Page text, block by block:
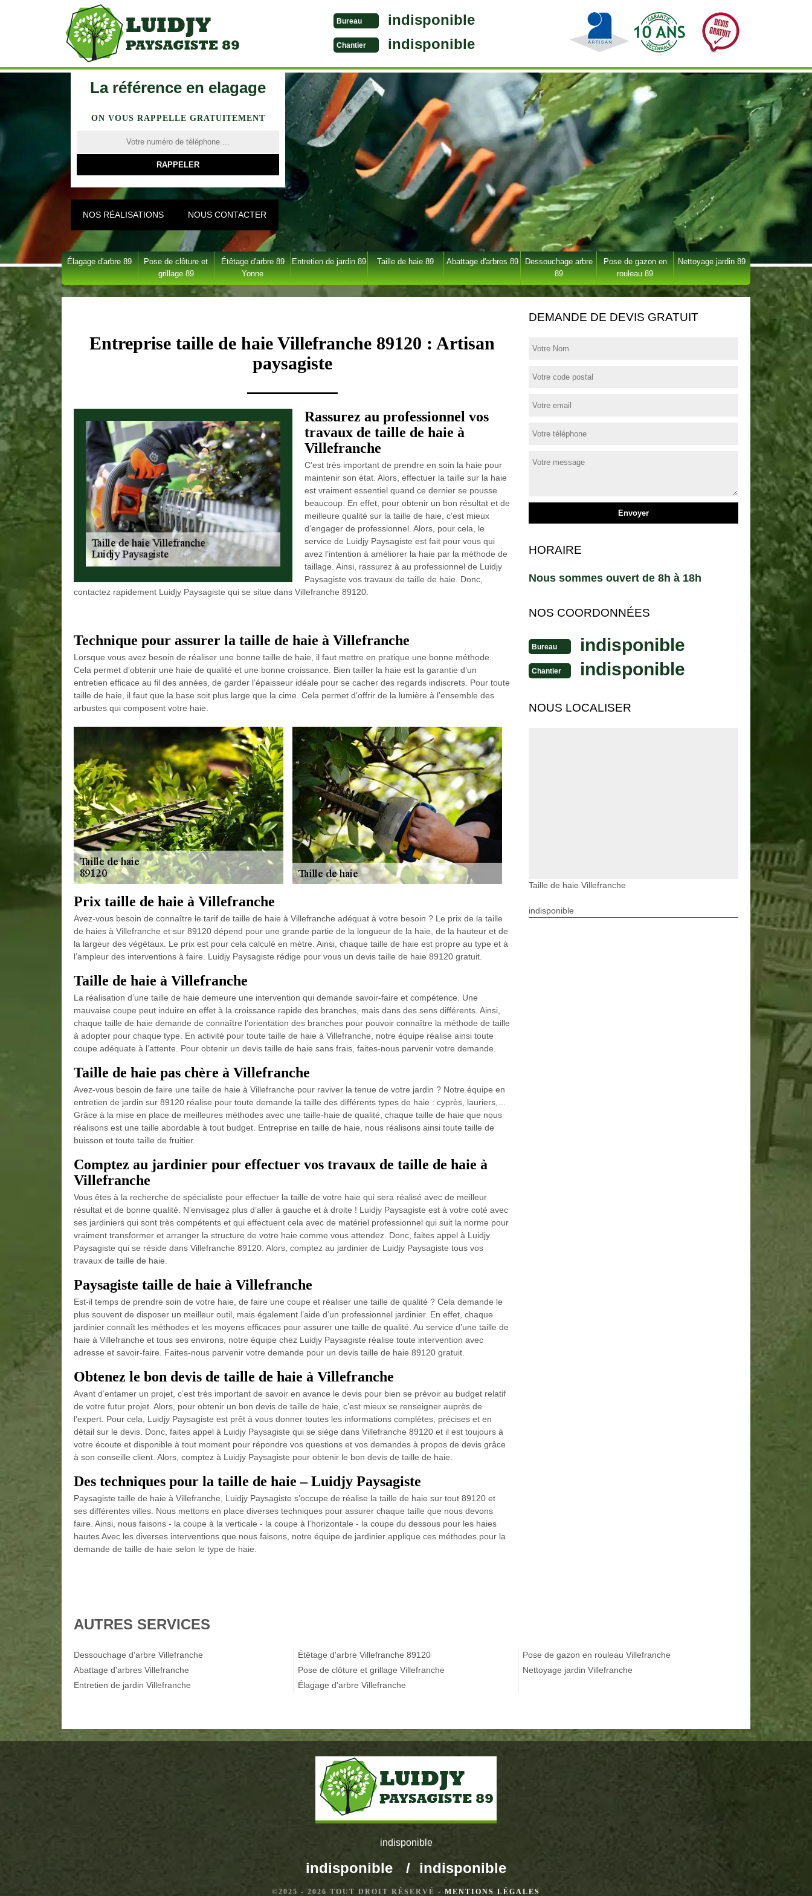
Bureau indisponible
Chantier indisponible
La référence en elagage
ON VOUS RAPPELLE GRATUITEMENT
NOS RÉALISATIONS NOUS CONTACTER
Élagage d'arbre 89
Pose de clôture et
grillage 89
Étêtage d'arbre 89
Yonne
Entretien de jardin 89 Taille de haie 89 Abattage d'arbres 89
Dessouchage arbre
89
Pose de gazon en
rouleau 89
Nettoyage jardin 89
Entreprise taille de haie Villefranche 89120 : Artisan
paysagiste
Rassurez au professionnel vos
travaux de taille de haie à
Villefranche
C’est très important de prendre en soin la haie pour
maintenir son état. Alors, effectuer la taille sur la haie
est vraiment essentiel quand ce dernier se pousse
beaucoup. En effet, pour obtenir un bon résultat et de
meilleure qualité sur la taille de haie, c’est mieux
d’engager de professionnel. Alors, pour cela, le
service de Luidjy Paysagiste est fait pour vous qui
avez l’intention à améliorer la haie par la méthode de
taillage. Ainsi, rassurez à au professionnel de Luidjy
Paysagiste vos travaux de taille de haie. Donc,
contactez rapidement Luidjy Paysagiste qui se situe dans Villefranche 89120.
Technique pour assurer la taille de haie à Villefranche
Lorsque vous avez besoin de réaliser une bonne taille de haie, il faut mettre en pratique une bonne méthode.
Cela permet d’obtenir une haie de qualité et une bonne croissance. Bien tailler la haie est la garantie d’un
entretien efficace au fil des années, de garder l’épaisseur idéale pour se cacher des regards indiscrets. Pour toute
taille de haie, il faut que la base soit plus large que la cime. Cela permet d’offrir de la lumière à l’ensemble des
arbustes qui composent votre haie.
Prix taille de haie à Villefranche
Avez-vous besoin de connaître le tarif de taille de haie à Villefranche adéquat à votre besoin ? Le prix de la taille
de haies à Villefranche et sur 89120 dépend pour une grande partie de la longueur de la haie, de la hauteur et de
la largeur des végétaux. Le prix est pour cela calculé en mètre. Ainsi, chaque taille de haie est propre au type et à
l’ampleur des interventions à faire. Luidjy Paysagiste rédige pour vous un devis taille de haie 89120 gratuit.
Taille de haie à Villefranche
La réalisation d’une taille de haie demeure une intervention qui demande savoir-faire et compétence. Une
mauvaise coupe peut induire en effet à la croissance rapide des branches, mais dans des sens différents. Ainsi,
chaque taille de haie demande de connaître l’orientation des branches pour pouvoir connaître la méthode de taille
à adopter pour chaque type. En activité pour toute taille de haie à Villefranche, notre équipe réalise ainsi toute
coupe adéquate à l’attente. Pour obtenir un devis taille de haie sans frais, faites-nous parvenir votre demande.
Taille de haie pas chère à Villefranche
Avez-vous besoin de faire une taille de haie à Villefranche pour raviver la tenue de votre jardin ? Notre équipe en
entretien de jardin sur 89120 réalise pour toute demande la taille des différents types de haie : cyprès, lauriers,…
Grâce à la mise en place de meilleures méthodes avec une taille-haie de qualité, chaque taille de haie que nous
réalisons est une taille abordable à tout budget. Entreprise en taille de haie, nous réalisons ainsi toute taille de
buisson et toute taille de fruitier.
Comptez au jardinier pour effectuer vos travaux de taille de haie à
Villefranche
Vous êtes à la recherche de spécialiste pour effectuer la taille de votre haie qui sera réalisé avec de meilleur
résultat et de bonne qualité. N’envisagez plus d’aller à gauche et à droite ! Luidjy Paysagiste est à votre coté avec
ses jardiniers qui sont très compétents et qui effectuent cela avec de matériel professionnel qui suit la norme pour
vraiment transformer et arranger la structure de votre haie comme vous attendez. Donc, faites appel à Luidjy
Paysagiste qui se réside dans Villefranche 89120. Alors, comptez au jardinier de Luidjy Paysagiste tous vos
travaux de taille de haie.
Paysagiste taille de haie à Villefranche
Est-il temps de prendre soin de votre haie, de faire une coupe et réaliser une taille de qualité ? Cela demande le
plus souvent de disposer un meilleur outil, mais également l’aide d’un professionnel jardinier. En effet, chaque
jardinier connaît les méthodes et les moyens efficaces pour assurer une taille de qualité. Au service d’une taille de
haie à Villefranche et tous ses environs, notre équipe chez Luidjy Paysagiste réalise toute intervention avec
adresse et savoir-faire. Faites-nous parvenir votre demande pour un devis taille de haie 89120 gratuit.
Obtenez le bon devis de taille de haie à Villefranche
Avant d’entamer un projet, c’est très important de savoir en avance le devis pour bien se prévoir au budget relatif
de votre futur projet. Alors, pour obtenir un bon devis de taille de haie, c’est mieux se renseigner auprès de
l’expert. Pour cela, Luidjy Paysagiste est prêt à vous donner toutes les informations complètes, précises et en
détail sur le devis. Donc, faites appel à Luidjy Paysagiste qui se siège dans Villefranche 89120 et il est toujours à
votre écoute et disponible à tout moment pour répondre vos questions et vos demandes à propos de devis grâce
à son conseille client. Alors, comptez à Luidjy Paysagiste pour obtenir le bon devis de taille de haie.
Des techniques pour la taille de haie – Luidjy Paysagiste
Paysagiste taille de haie à Villefranche, Luidjy Paysagiste s’occupe de réalise la taille de haie sur tout 89120 et
ses différentes villes. Nous mettons en place diverses techniques pour assurer chaque taille que nous devons
faire. Ainsi, nous faisons - la coupe à la verticale - la coupe à l’horizontale - la coupe du dessous pour les haies
hautes Avec les diverses interventions que nous faisons, notre équipe de jardinier applique ces méthodes pour la
demande de taille de haie selon le type de haie.
DEMANDE DE DEVIS GRATUIT
HORAIRE
Nous sommes ouvert de 8h à 18h
NOS COORDONNÉES
Bureau indisponible
Chantier indisponible
NOUS LOCALISER
Taille de haie Villefranche
indisponible
AUTRES SERVICES
Dessouchage d'arbre Villefranche
Abattage d'arbres Villefranche
Entretien de jardin Villefranche
Étêtage d'arbre Villefranche 89120
Pose de clôture et grillage Villefranche
Élagage d'arbre Villefranche
Pose de gazon en rouleau Villefranche
Nettoyage jardin Villefranche
indisponible
indisponible / indisponible
©2025 - 2026 TOUT DROIT RÉSERVÉ - MENTIONS LÉGALES